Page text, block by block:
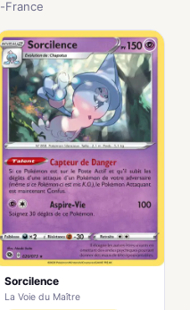
France
Sorcilence
La Voie du Maître